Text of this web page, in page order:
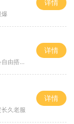
详情
搭配私
详情
久老服
详情